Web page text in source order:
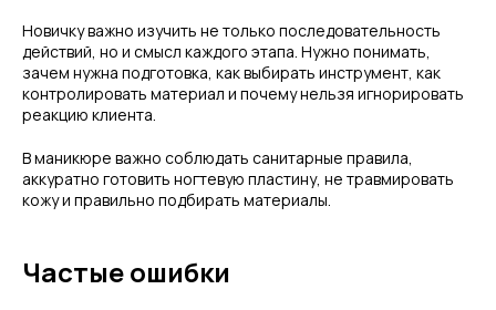
Новичку важно изучить не только последовательность
действий, но и смысл каждого этапа. Нужно понимать,
зачем нужна подготовка, как выбирать инструмент, как
контролировать материал и почему нельзя игнорировать
реакцию клиента.
В маникюре важно соблюдать санитарные правила,
аккуратно готовить ногтевую пластину, не травмировать
кожу и правильно подбирать материалы.
Частые ошибки